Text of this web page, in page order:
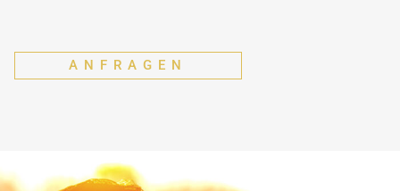
ANFRAGEN